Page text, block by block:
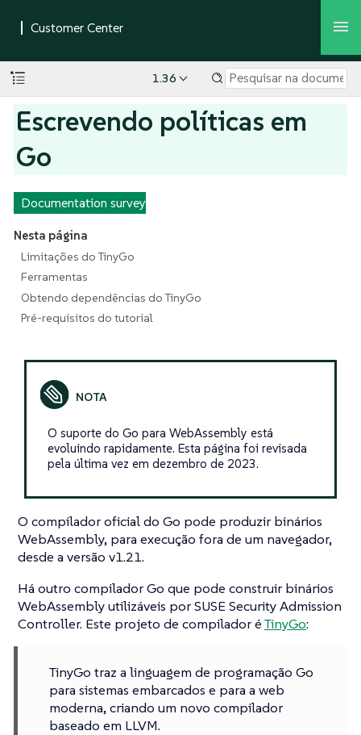
1.36
Escrevendo políticas em
Go
Documentation survey
Nesta página
Limitações do TinyGo
Ferramentas
Obtendo dependências do TinyGo
Pré-requisitos do tutorial
O suporte do Go para WebAssembly está
evoluindo rapidamente. Esta página foi revisada
pela última vez em dezembro de 2023.
O compilador oficial do Go pode produzir binários
WebAssembly, para execução fora de um navegador,
desde a versão v1.21.
Há outro compilador Go que pode construir binários
WebAssembly utilizáveis por SUSE Security Admission
Controller. Este projeto de compilador éTinyGo:
TinyGo traz a linguagem de programação Go
para sistemas embarcados e para a web
moderna, criando um novo compilador
baseado em LLVM.